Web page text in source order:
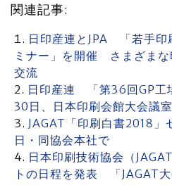
関連記事:
日印産連とJPA 「若手印
ミナー」を開催 さまざま
交流
日印産連 「第36回GP工
30日、日本印刷会館大会議
JAGAT「印刷白書2018
日・同協会本社で
日本印刷技術協会（
トの日程を発表 「JAGAT